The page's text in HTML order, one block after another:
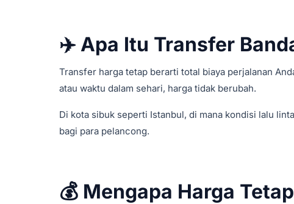
✈️ Apa Itu Transfer
Transfer harga tetap berarti total biaya perjalanan
atau waktu dalam sehari, harga tidak berubah.
Di kota sibuk seperti Istanbul, di mana kondisi lalu
bagi para pelancong.
💰 Mengapa Harga